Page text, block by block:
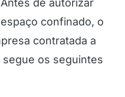
de autorizar
confinado, o
contratada a
os seguintes